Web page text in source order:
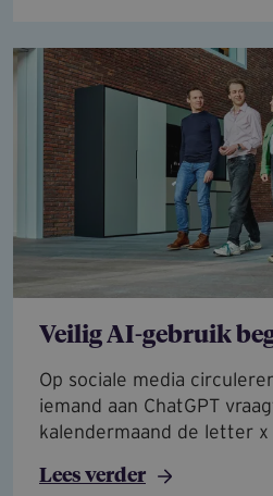
Veilig AI-gebruik
Op sociale media
iemand aan ChatGPT
kalendermaand de letter
Lees verder